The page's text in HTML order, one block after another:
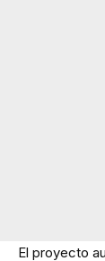
El proyecto